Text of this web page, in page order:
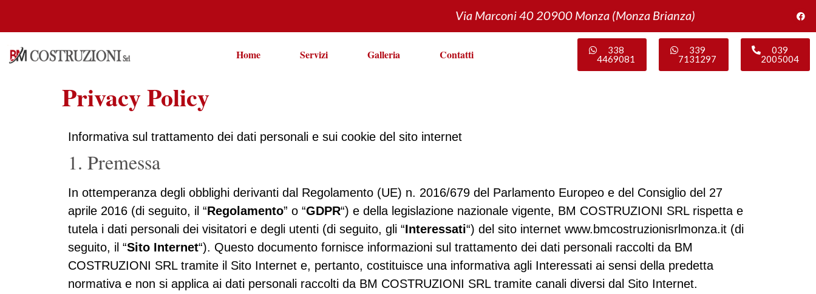
Via Marconi 40 20900 Monza (Monza Brianza)
Home Servizi Galleria Contatti
338
4469081
339
7131297
039
2005004
Privacy Policy
Informativa sul trattamento dei dati personali e sui cookie del sito internet
1. Premessa
In ottemperanza degli obblighi derivanti dal Regolamento (UE) n. 2016/679 del Parlamento Europeo e del Consiglio del 27
aprile 2016 (di seguito, il “Regolamento” o “GDPR“) e della legislazione nazionale vigente, BM COSTRUZIONI SRL rispetta e
tutela i dati personali dei visitatori e degli utenti (di seguito, gli “Interessati“) del sito internet www.bmcostruzionisrlmonza.it (di
seguito, il “Sito Internet“). Questo documento fornisce informazioni sul trattamento dei dati personali raccolti da BM
COSTRUZIONI SRL tramite il Sito Internet e, pertanto, costituisce una informativa agli Interessati ai sensi della predetta
normativa e non si applica ai dati personali raccolti da BM COSTRUZIONI SRL tramite canali diversi dal Sito Internet.